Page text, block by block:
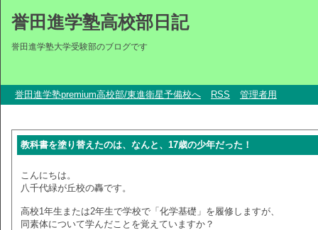
誉田進学塾高校部日記
誉田進学塾大学受験部のブログです
誉田進学塾premium高校部/東進衛星予備校へ RSS 管理者用
教科書を塗り替えたのは、なんと、17歳の少年だった！
こんにちは。
八千代緑が丘校の轟です。
高校1年生または2年生で学校で「化学基礎」を履修しますが、
同素体について学んだことを覚えていますか？